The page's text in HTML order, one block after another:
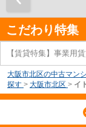
こだわり特集
【賃貸特集】事業用
大阪市北区の中古マン
探す > 大阪市北区 > イ